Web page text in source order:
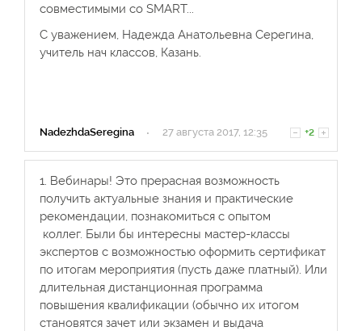
совместимыми со SMART...
С уважением, Надежда Анатольевна Серегина,
учитель нач классов, Казань.
NadezhdaSeregina · 27 августа 2017, 12:35 +2
1. Вебинары! Это прерасная возможность
получить актуальные знания и практические
рекомендации, познакомиться с опытом
коллег. Были бы интересны мастер-классы
экспертов с возможностью оформить сертификат
по итогам мероприятия (пусть даже платный). Или
длительная дистанционная программа
повышения квалификации (обычно их итогом
становятся зачет или экзамен и выдача